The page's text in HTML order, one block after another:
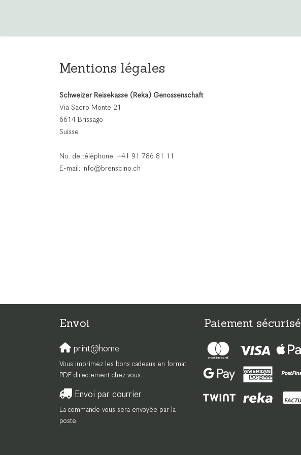
Mentions légales
Schweizer Reisekasse (Reka) Genossenschaft
Via Sacro Monte 21
6614 Brissago
Suisse
No. de téléphone: +41 91 786 81 11
E-mail: info@brenscino.ch
Envoi
print@home
Vous imprimez les bons cadeaux en format
PDF directement chez vous.
Envoi par courrier
La commande vous sera envoyée par la
poste.
Paiement sécurisé